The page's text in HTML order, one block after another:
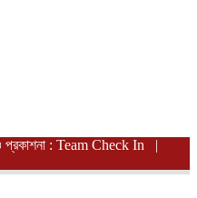
: Team Check In |